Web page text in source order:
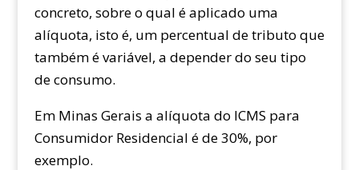
concreto, sobre o qual é aplicado uma
alíquota, isto é, um percentual de tributo que
também é variável, a depender do seu tipo
de consumo.
Em Minas Gerais a alíquota do ICMS para
Consumidor Residencial é de 30%, por
exemplo.